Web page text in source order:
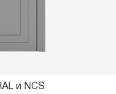
и NCS